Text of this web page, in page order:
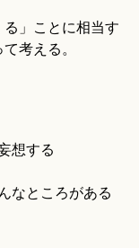
る」ことに相当す
考える。
想する
なところがある